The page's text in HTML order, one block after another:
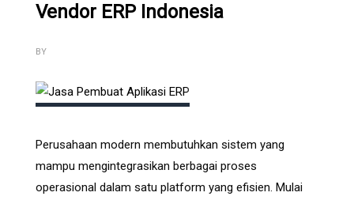
Vendor ERP Indonesia
BY
Perusahaan modern membutuhkan sistem yang
mampu mengintegrasikan berbagai proses
operasional dalam satu platform yang efisien. Mulai